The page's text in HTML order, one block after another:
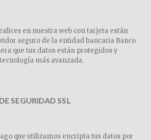
en nuestra web con tarjeta están
seguro de la entidad bancaria Banco
que tus datos están protegidos y
más avanzada.
SEGURIDAD SSL
que utilizamos encripta tus datos por